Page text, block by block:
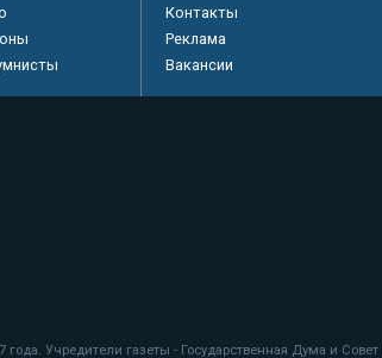
Контакты
Реклама
Вакансии
Учредители газеты - Государственная Дума и